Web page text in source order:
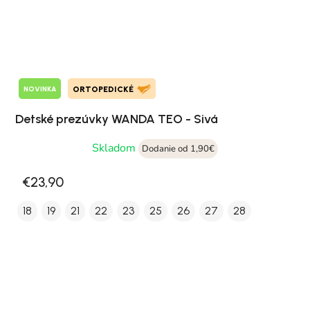
NOVINKA ORTOPEDICKÉ
Detské prezúvky WANDA TEO - Sivá
Skladom
Dodanie od 1,90€
€23,90
18 19 21 22 23 25 26 27 28